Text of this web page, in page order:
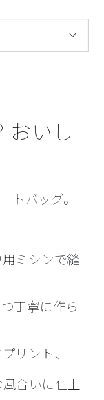
おいし
トバッグ。
ミシンで縫
丁寧に作ら
リント、
合いに仕上